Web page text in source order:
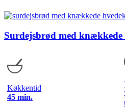
Surdejsbrød med knækkede
Køkkentid
45 min.